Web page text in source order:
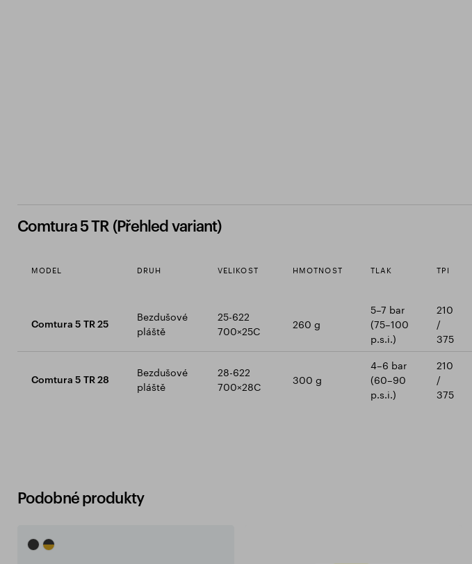
Comtura 5 TR (Přehled variant)
MODEL DRUH VELIKOST HMOTNOST TLAK TPI
Comtura 5 TR 25
Bezdušové
pláště
25-622
700×25C
260 g
5–7 bar
(75–100
p.s.i.)
210
/
375
Comtura 5 TR 28
Bezdušové
pláště
28-622
700×28C
300 g
4–6 bar
(60–90
p.s.i.)
210
/
375
Podobné produkty